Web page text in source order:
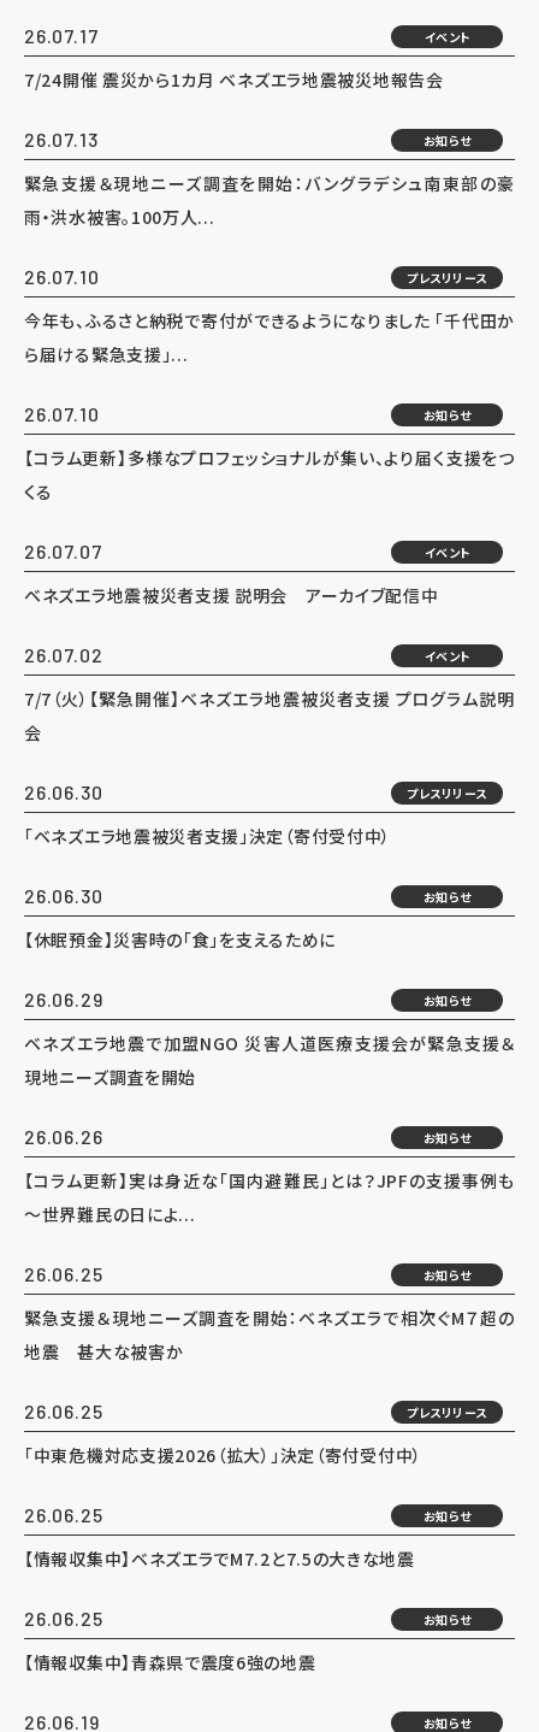
26.07.17 イベント
7/24開催 震災から1カ月 ベネズエラ地震被災地報告会
26.07.13 お知らせ
緊急支援＆現地ニーズ調査を開始：バングラデシュ南東部の豪
雨・洪水被害。100万人...
26.07.10 プレスリリース
今年も、ふるさと納税で寄付ができるようになりました 「千代田か
ら届ける緊急支援」...
26.07.10 お知らせ
【コラム更新】多様なプロフェッショナルが集い、より届く支援をつ
くる
26.07.07 イベント
ベネズエラ地震被災者支援 説明会 アーカイブ配信中
26.07.02 イベント
7/7（火）【緊急開催】ベネズエラ地震被災者支援 プログラム説明
会
26.06.30 プレスリリース
「ベネズエラ地震被災者支援」決定（寄付受付中）
26.06.30 お知らせ
【休眠預金】災害時の「食」を支えるために
26.06.29 お知らせ
ベネズエラ地震で加盟NGO 災害人道医療支援会が緊急支援＆
現地ニーズ調査を開始
26.06.26 お知らせ
【コラム更新】実は身近な「国内避難民」とは？JPFの支援事例も
～世界難民の日によ...
26.06.25 お知らせ
緊急支援＆現地ニーズ調査を開始：ベネズエラで相次ぐM７超の
地震 甚大な被害か
26.06.25 プレスリリース
「中東危機対応支援2026（拡大）」決定（寄付受付中）
26.06.25 お知らせ
【情報収集中】ベネズエラでM7.2と7.5の大きな地震
26.06.25 お知らせ
【情報収集中】青森県で震度6強の地震
26.06.19 お知らせ